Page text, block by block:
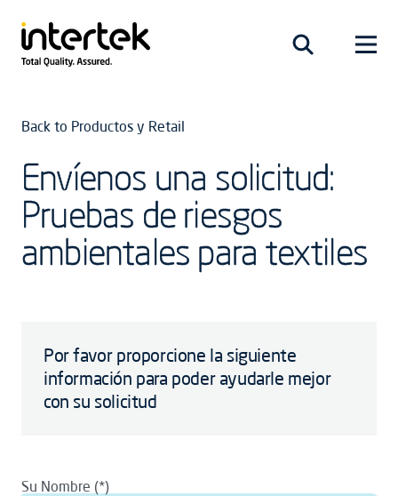
Back to Productos y Retail
Envíenos una solicitud:
Pruebas de riesgos
ambientales para textiles
Por favor proporcione la siguiente
información para poder ayudarle mejor
con su solicitud
Su Nombre